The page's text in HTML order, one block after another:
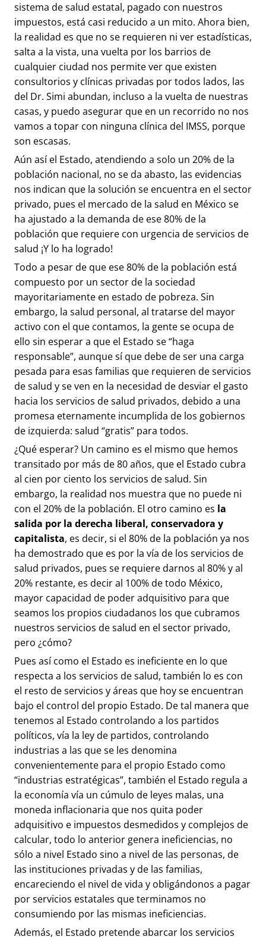
sistema de salud estatal, pagado con nuestros
impuestos, está casi reducido a un mito. Ahora bien,
la realidad es que no se requieren ni ver estadísticas,
salta a la vista, una vuelta por los barrios de
cualquier ciudad nos permite ver que existen
consultorios y clínicas privadas por todos lados, las
del Dr. Simi abundan, incluso a la vuelta de nuestras
casas, y puedo asegurar que en un recorrido no nos
vamos a topar con ninguna clínica del IMSS, porque
son escasas.
Aún así el Estado, atendiendo a solo un 20% de la
población nacional, no se da abasto, las evidencias
nos indican que la solución se encuentra en el sector
privado, pues el mercado de la salud en México se
ha ajustado a la demanda de ese 80% de la
población que requiere con urgencia de servicios de
salud ¡Y lo ha logrado!
Todo a pesar de que ese 80% de la población está
compuesto por un sector de la sociedad
mayoritariamente en estado de pobreza. Sin
embargo, la salud personal, al tratarse del mayor
activo con el que contamos, la gente se ocupa de
ello sin esperar a que el Estado se “haga
responsable”, aunque sí que debe de ser una carga
pesada para esas familias que requieren de servicios
de salud y se ven en la necesidad de desviar el gasto
hacia los servicios de salud privados, debido a una
promesa eternamente incumplida de los gobiernos
de izquierda: salud “gratis” para todos.
¿Qué esperar? Un camino es el mismo que hemos
transitado por más de 80 años, que el Estado cubra
al cien por ciento los servicios de salud. Sin
embargo, la realidad nos muestra que no puede ni
con el 20% de la población. El otro camino es la
salida por la derecha liberal, conservadora y
capitalista, es decir, si el 80% de la población ya nos
ha demostrado que es por la vía de los servicios de
salud privados, pues se requiere darnos al 80% y al
20% restante, es decir al 100% de todo México,
mayor capacidad de poder adquisitivo para que
seamos los propios ciudadanos los que cubramos
nuestros servicios de salud en el sector privado,
pero ¿cómo?
Pues así como el Estado es ineficiente en lo que
respecta a los servicios de salud, también lo es con
el resto de servicios y áreas que hoy se encuentran
bajo el control del propio Estado. De tal manera que
tenemos al Estado controlando a los partidos
políticos, vía la ley de partidos, controlando
industrias a las que se les denomina
convenientemente para el propio Estado como
“industrias estratégicas”, también el Estado regula a
la economía vía un cúmulo de leyes malas, una
moneda inflacionaria que nos quita poder
adquisitivo e impuestos desmedidos y complejos de
calcular, todo lo anterior genera ineficiencias, no
sólo a nivel Estado sino a nivel de las personas, de
las instituciones privadas y de las familias,
encareciendo el nivel de vida y obligándonos a pagar
por servicios estatales que terminamos no
consumiendo por las mismas ineficiencias.
Además, el Estado pretende abarcar los servicios